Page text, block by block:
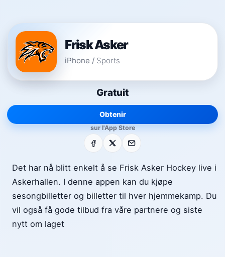
Frisk Asker
iPhone / Sports
Gratuit
Obtenir
sur l'App Store
Facebook E-mail
Det har nå blitt enkelt å se Frisk Asker Hockey live i
Askerhallen. I denne appen kan du kjøpe
sesongbilletter og billetter til hver hjemmekamp. Du
vil også få gode tilbud fra våre partnere og siste
nytt om laget